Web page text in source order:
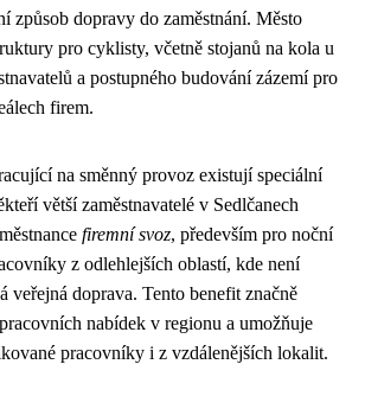
způsob dopravy do zaměstnání. Město
pro cyklisty, včetně stojanů na kola u
a postupného budování zázemí pro
firem.
na směnný provoz existují speciální
větší zaměstnavatelé v Sedlčanech
firemní svoz, především pro noční
z odlehlejších oblastí, kde není
veřejná doprava. Tento benefit značně
nabídek v regionu a umožňuje
pracovníky i z vzdálenějších lokalit.